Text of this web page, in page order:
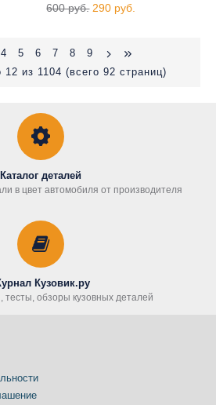
600 руб. 290 руб.
4 5 6 7 8
9
12 из 1104 (всего 92 страниц)
Каталог деталей
в цвет автомобиля от производителя
Кузовик.ру
тесты, обзоры кузовных деталей